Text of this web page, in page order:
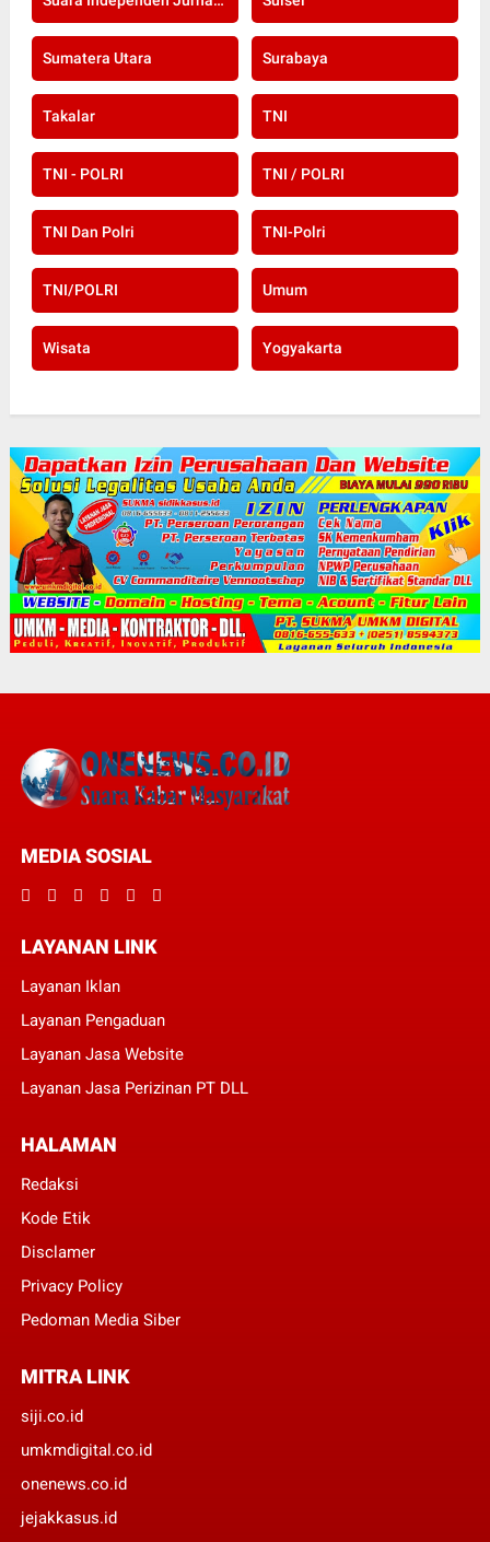
Sumatera Utara Surabaya
Takalar TNI
TNI - POLRI TNI / POLRI
TNI Dan Polri TNI-Polri
TNI/POLRI Umum
Wisata Yogyakarta
MEDIA SOSIAL
LAYANAN LINK
Layanan Iklan
Layanan Pengaduan
Layanan Jasa Website
Layanan Jasa Perizinan PT DLL
HALAMAN
Redaksi
Kode Etik
Disclamer
Privacy Policy
Pedoman Media Siber
MITRA LINK
siji.co.id
umkmdigital.co.id
onenews.co.id
jejakkasus.id